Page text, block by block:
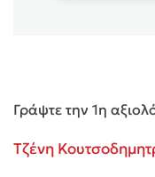
Γράψτε την 1η
Τζένη